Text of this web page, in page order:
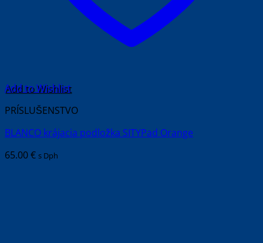
Add to Wishlist
PRÍSLUŠENSTVO
BLANCO krájacia podložka SITYPad Orange
65.00€ s Dph